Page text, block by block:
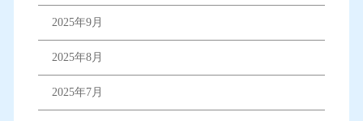
2025年9月
2025年8月
2025年7月